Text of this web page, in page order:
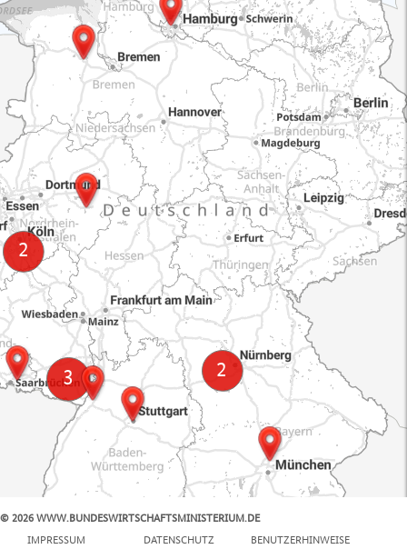
© 2026 WWW.BUNDESWIRTSCHAFTSMINISTERIUM.DE
IMPRESSUM
DATENSCHUTZ BENUTZERHINWEISE